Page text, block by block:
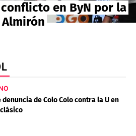
RedGol, al igual que Futbol Sites, es una
en ByN por la
denuncia de Colo Colo contra la U en